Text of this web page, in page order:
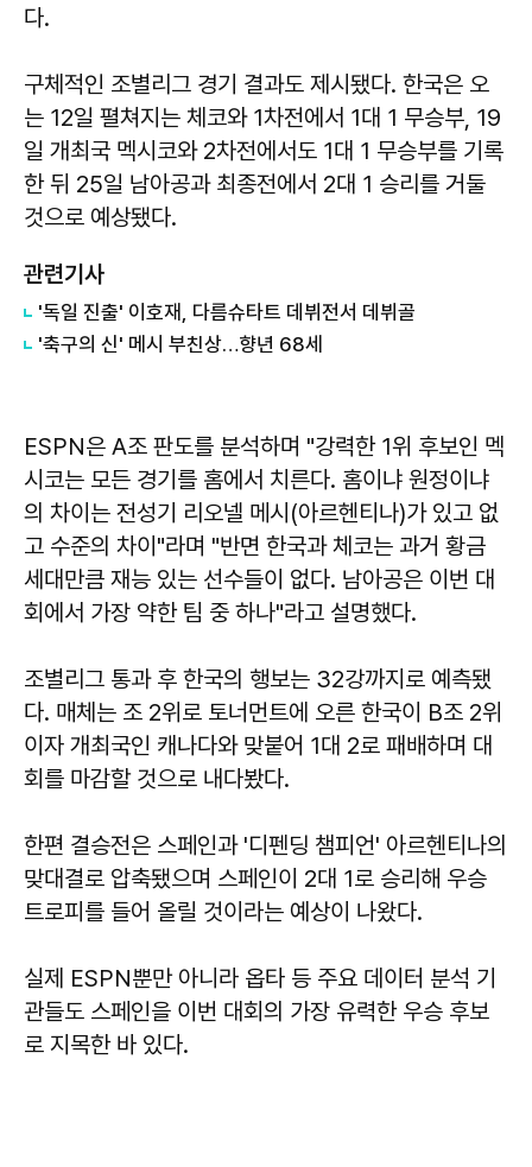
다.
구체적인 조별리그 경기 결과도 제시됐다. 한국은 오
는 12일 펼쳐지는 체코와 1차전에서 1대 1 무승부, 19
일 개최국 멕시코와 2차전에서도 1대 1 무승부를 기록
한 뒤 25일 남아공과 최종전에서 2대 1 승리를 거둘
것으로 예상됐다.
관련기사
'독일 진출' 이호재, 다름슈타트 데뷔전서 데뷔골
'축구의 신' 메시 부친상…향년 68세
ESPN은 A조 판도를 분석하며 "강력한 1위 후보인 멕
시코는 모든 경기를 홈에서 치른다. 홈이냐 원정이냐
의 차이는 전성기 리오넬 메시(아르헨티나)가 있고 없
고 수준의 차이"라며 "반면 한국과 체코는 과거 황금
세대만큼 재능 있는 선수들이 없다. 남아공은 이번 대
회에서 가장 약한 팀 중 하나"라고 설명했다.
조별리그 통과 후 한국의 행보는 32강까지로 예측됐
다. 매체는 조 2위로 토너먼트에 오른 한국이 B조 2위
이자 개최국인 캐나다와 맞붙어 1대 2로 패배하며 대
회를 마감할 것으로 내다봤다.
한편 결승전은 스페인과 '디펜딩 챔피언' 아르헨티나의
맞대결로 압축됐으며 스페인이 2대 1로 승리해 우승
트로피를 들어 올릴 것이라는 예상이 나왔다.
실제 ESPN뿐만 아니라 옵타 등 주요 데이터 분석 기
관들도 스페인을 이번 대회의 가장 유력한 우승 후보
로 지목한 바 있다.